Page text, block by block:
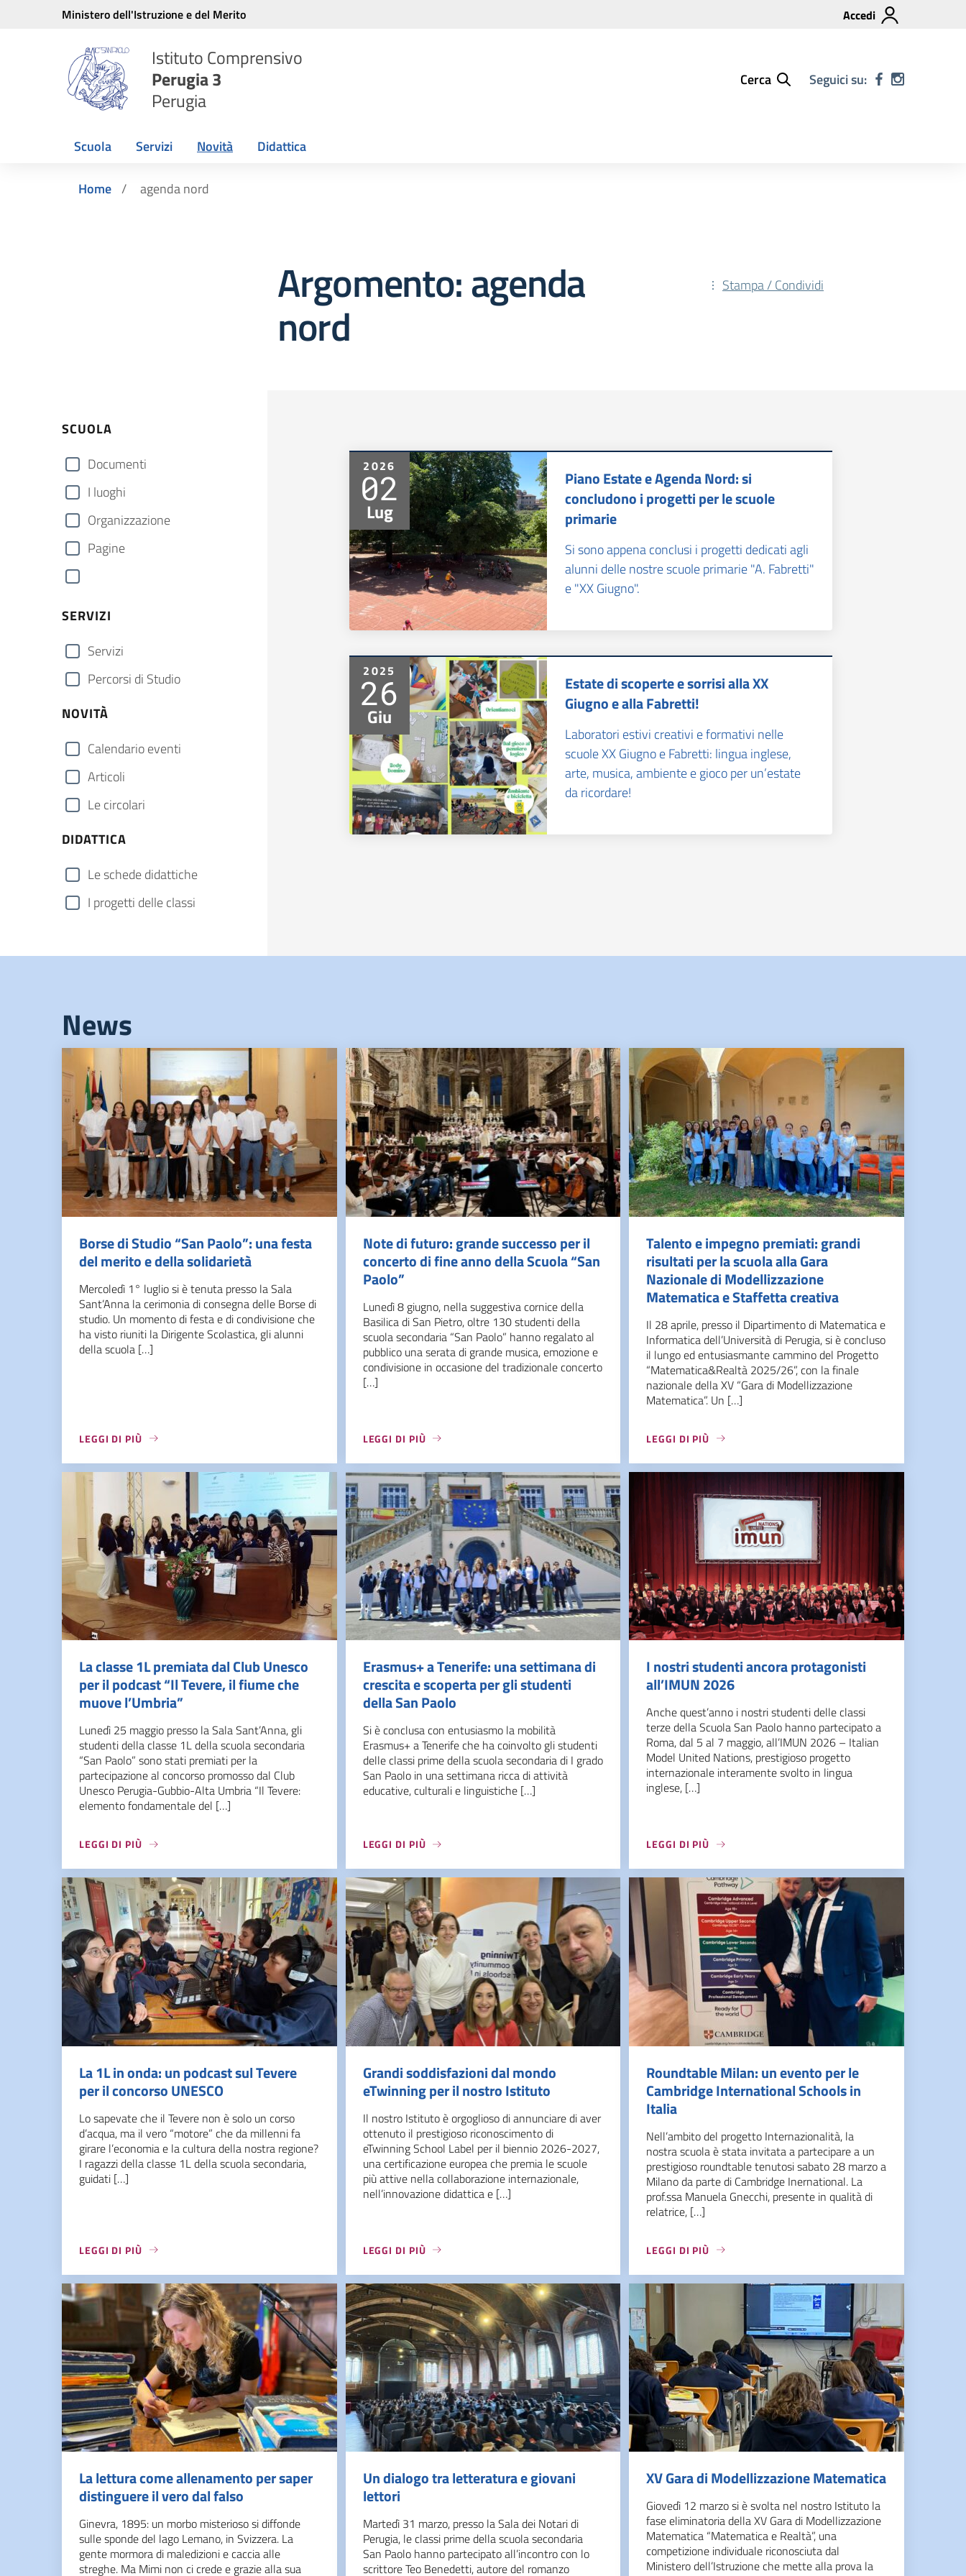
Vai ai contenuti
Vai al menu di navigazione
Ministero dell'Istruzione e del Merito Accedi
Istituto Comprensivo
Perugia 3
Perugia
Cerca Seguici su:
Scuola Servizi Novità Didattica
Home agenda nord
Argomento: agenda
nord
Stampa / Condividi
SCUOLA
Documenti
I luoghi
Organizzazione
Pagine
SERVIZI
Servizi
Percorsi di Studio
NOVITÀ
Calendario eventi
Articoli
Le circolari
DIDATTICA
Le schede didattiche
I progetti delle classi
2026
02
Lug
Piano Estate e Agenda Nord: si
concludono i progetti per le scuole
primarie
Si sono appena conclusi i progetti dedicati agli
alunni delle nostre scuole primarie "A. Fabretti"
e "XX Giugno".
2025
26
Giu
Estate di scoperte e sorrisi alla XX
Giugno e alla Fabretti!
Laboratori estivi creativi e formativi nelle
scuole XX Giugno e Fabretti: lingua inglese,
arte, musica, ambiente e gioco per un’estate
da ricordare!
News
Borse di Studio “San Paolo”: una festa
del merito e della solidarietà
Mercoledì 1° luglio si è tenuta presso la Sala
Sant’Anna la cerimonia di consegna delle Borse di
studio. Un momento di festa e di condivisione che
ha visto riuniti la Dirigente Scolastica, gli alunni
della scuola […]
LEGGI DI PIÙ
Note di futuro: grande successo per il
concerto di fine anno della Scuola “San
Paolo”
Lunedì 8 giugno, nella suggestiva cornice della
Basilica di San Pietro, oltre 130 studenti della
scuola secondaria “San Paolo” hanno regalato al
pubblico una serata di grande musica, emozione e
condivisione in occasione del tradizionale concerto
[…]
LEGGI DI PIÙ
Talento e impegno premiati: grandi
risultati per la scuola alla Gara
Nazionale di Modellizzazione
Matematica e Staffetta creativa
Il 28 aprile, presso il Dipartimento di Matematica e
Informatica dell’Università di Perugia, si è concluso
il lungo ed entusiasmante cammino del Progetto
“Matematica&Realtà 2025/26”, con la finale
nazionale della XV “Gara di Modellizzazione
Matematica”. Un […]
LEGGI DI PIÙ
La classe 1L premiata dal Club Unesco
per il podcast “Il Tevere, il fiume che
muove l’Umbria”
Lunedì 25 maggio presso la Sala Sant’Anna, gli
studenti della classe 1L della scuola secondaria
“San Paolo” sono stati premiati per la
partecipazione al concorso promosso dal Club
Unesco Perugia-Gubbio-Alta Umbria “Il Tevere:
elemento fondamentale del […]
LEGGI DI PIÙ
Erasmus+ a Tenerife: una settimana di
crescita e scoperta per gli studenti
della San Paolo
Si è conclusa con entusiasmo la mobilità
Erasmus+ a Tenerife che ha coinvolto gli studenti
delle classi prime della scuola secondaria di I grado
San Paolo in una settimana ricca di attività
educative, culturali e linguistiche […]
LEGGI DI PIÙ
I nostri studenti ancora protagonisti
all’IMUN 2026
Anche quest’anno i nostri studenti delle classi
terze della Scuola San Paolo hanno partecipato a
Roma, dal 5 al 7 maggio, all’IMUN 2026 – Italian
Model United Nations, prestigioso progetto
internazionale interamente svolto in lingua
inglese, […]
LEGGI DI PIÙ
La 1L in onda: un podcast sul Tevere
per il concorso UNESCO
Lo sapevate che il Tevere non è solo un corso
d’acqua, ma il vero “motore” che da millenni fa
girare l’economia e la cultura della nostra regione?
I ragazzi della classe 1L della scuola secondaria,
guidati […]
LEGGI DI PIÙ
Grandi soddisfazioni dal mondo
eTwinning per il nostro Istituto
Il nostro Istituto è orgoglioso di annunciare di aver
ottenuto il prestigioso riconoscimento di
eTwinning School Label per il biennio 2026-2027,
una certificazione europea che premia le scuole
più attive nella collaborazione internazionale,
nell’innovazione didattica e […]
LEGGI DI PIÙ
Roundtable Milan: un evento per le
Cambridge International Schools in
Italia
Nell’ambito del progetto Internazionalità, la
nostra scuola è stata invitata a partecipare a un
prestigioso roundtable tenutosi sabato 28 marzo a
Milano da parte di Cambridge Inernational. La
prof.ssa Manuela Gnecchi, presente in qualità di
relatrice, […]
LEGGI DI PIÙ
La lettura come allenamento per saper
distinguere il vero dal falso
Ginevra, 1895: un morbo misterioso si diffonde
sulle sponde del lago Lemano, in Svizzera. La
gente mormora di maledizioni e caccia alle
streghe. Ma Mimi non ci crede e grazie alla sua
Un dialogo tra letteratura e giovani
lettori
Martedì 31 marzo, presso la Sala dei Notari di
Perugia, le classi prime della scuola secondaria
San Paolo hanno partecipato all’incontro con lo
scrittore Teo Benedetti, autore del romanzo
XV Gara di Modellizzazione Matematica
Giovedì 12 marzo si è svolta nel nostro Istituto la
fase eliminatoria della XV Gara di Modellizzazione
Matematica “Matematica e Realtà”, una
competizione individuale riconosciuta dal
Ministero dell’Istruzione che mette alla prova la